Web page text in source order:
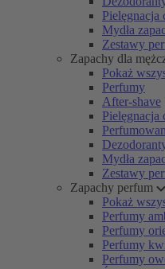
Pielęgnacja
Mydła
Zestawy
Zapachy dla
Pokaż
Perfumy
After-shave
Pielęgnacja
Mydła
Zestawy
Zapachy perfum
Pokaż
Perfumy
Perfumy
Perfumy
Perfumy